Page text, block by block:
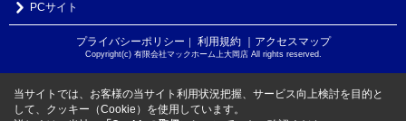
PCサイト
プライバシーポリシー 利用規約 ｜アクセスマップ
Copyright(c) 有限会社マックホーム上大岡店 All rights reserved.
当サイトでは、お客様の当サイト利用状況把握、サービス向上検討を目的と
して、クッキー（Cookie）を使用しています。